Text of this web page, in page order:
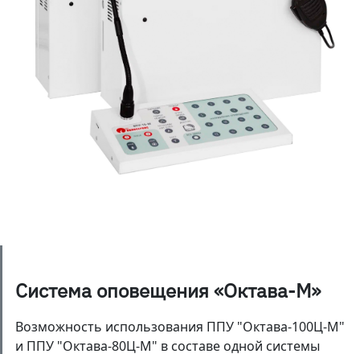
Система оповещения «Октава-М»
Возможность использования ППУ "Октава-100Ц-М"
и ППУ "Октава-80Ц-М" в составе одной системы